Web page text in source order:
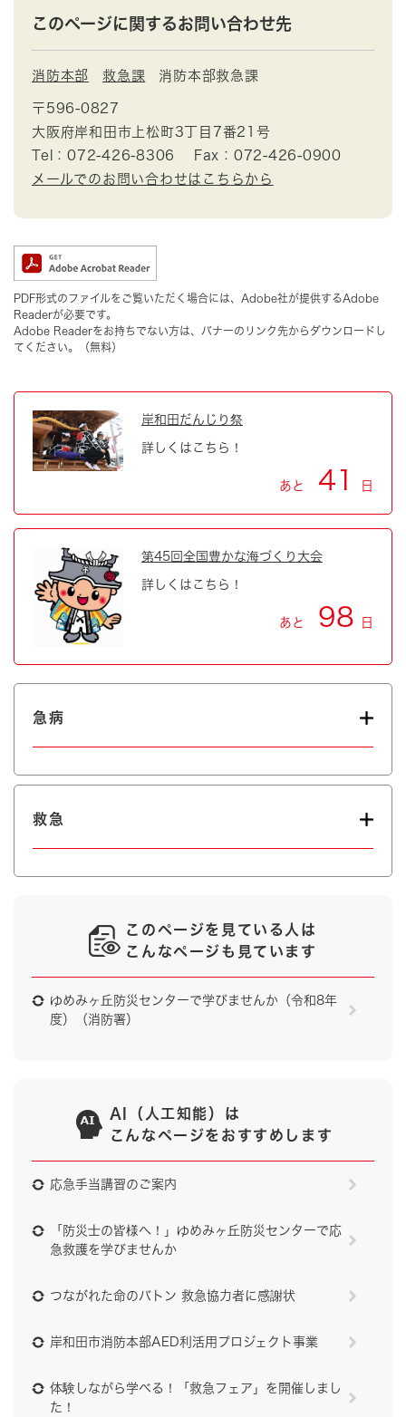
このページに関するお問い合わせ先
消防本部 救急課 消防本部救急課
〒596-0827
大阪府岸和田市上松町3丁目7番21号
Tel：072-426-8306
Fax：072-426-0900
メールでのお問い合わせはこちらから
PDF形式のファイルをご覧いただく場合には、Adobe社が提供するAdobe
Readerが必要です。
Adobe Readerをお持ちでない方は、バナーのリンク先からダウンロードし
てください。（無料）
岸和田だんじり祭
詳しくはこちら！
あと 41 日
第45回全国豊かな海づくり大会
詳しくはこちら！
あと 98 日
急病
救急
このページを見ている人は
こんなページも見ています
ゆめみヶ丘防災センターで学びませんか（令和8年
度）（消防署）
AI（人工知能）は
こんなページをおすすめします
応急手当講習のご案内
「防災士の皆様へ！」ゆめみヶ丘防災センターで応
急救護を学びませんか
つながれた命のバトン 救急協力者に感謝状
岸和田市消防本部AED利活用プロジェクト事業
体験しながら学べる！「救急フェア」を開催しまし
た！